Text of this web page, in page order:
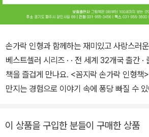
손가락 인형과 함께하는 재미있고 사랑스러
베스트셀러 시리즈 · · 전 세계 32개국 출간 · 즐거운 상호작용으로 첫
책을 즐겁게 만나요. <꼼지락 손가락 인형책
만지는 경험으로 이야기 속에 퐁당 빠질 수
직이며 장면에 어울리는 모습이 되도록 연출
이 상품을 구입한 분들이 구매한 상품